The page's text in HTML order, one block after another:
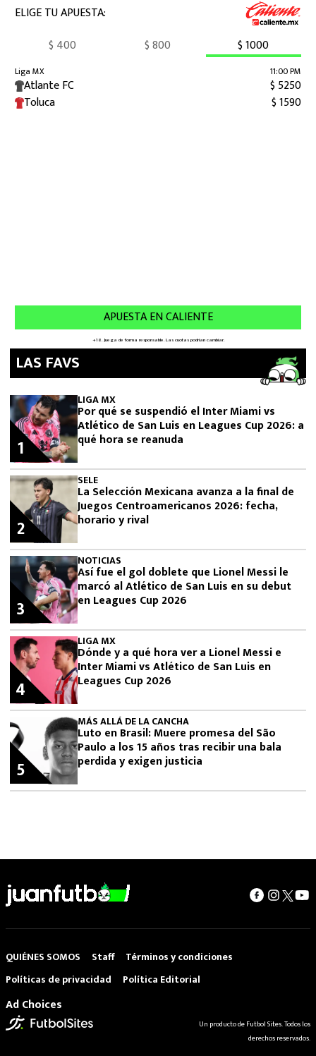
LAS FAVS
LIGA MX
Por qué se suspendió el Inter Miami vs
Atlético de San Luis en Leagues Cup 2026: a
qué hora se reanuda
1
SELE
La Selección Mexicana avanza a la final de
Juegos Centroamericanos 2026: fecha,
horario y rival
2
NOTICIAS
Así fue el gol doblete que Lionel Messi le
marcó al Atlético de San Luis en su debut
en Leagues Cup 2026
3
LIGA MX
Dónde y a qué hora ver a Lionel Messi e
Inter Miami vs Atlético de San Luis en
Leagues Cup 2026
4
MÁS ALLÁ DE LA CANCHA
Luto en Brasil: Muere promesa del São
Paulo a los 15 años tras recibir una bala
perdida y exigen justicia
5
QUIÉNES SOMOS Staff
Términos y condiciones
Políticas de privacidad
Política Editorial
Ad Choices
Un producto de Futbol Sites. Todos los
derechos reservados.